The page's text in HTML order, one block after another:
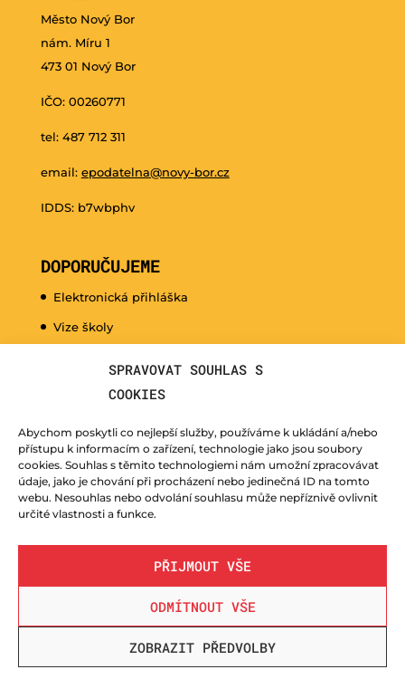
SPRAVOVAT SOUHLAS S
COOKIES
Abychom poskytli co nejlepší služby, používáme k ukládání a/nebo
přístupu k informacím o zařízení, technologie jako jsou soubory
cookies. Souhlas s těmito technologiemi nám umožní zpracovávat
údaje, jako je chování při procházení nebo jedinečná ID na tomto
webu. Nesouhlas nebo odvolání souhlasu může nepříznivě ovlivnit
určité vlastnosti a funkce.
PŘIJMOUT VŠE
ODMÍTNOUT VŠE
ZOBRAZIT PŘEDVOLBY
Město Nový Bor
nám. Míru 1
473 01 Nový Bor
IČO: 00260771
tel: 487 712 311
email: epodatelna@novy-bor.cz
IDDS: b7wbphv
DOPORUČUJEME
Elektronická přihláška
Vize školy
Kurzy pro veřejnost
Fotogalerie
Učitelé
© ZUŠ Nový Bor - vytvořila společnost
TrollComputers s.r.o.| webdesign LUCZI DESIGNE
s.r.o.